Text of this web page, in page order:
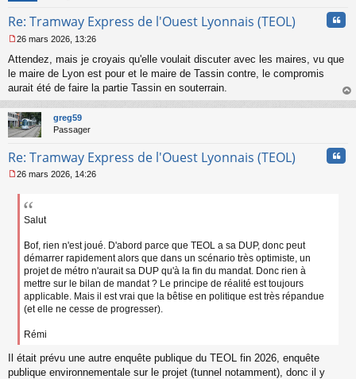
Re: Tramway Express de l'Ouest Lyonnais (TEOL)
e
s
g
e
n
n
u
26 mars 2026, 13:26
Attendez, mais je croyais qu'elle voulait discuter avec les maires, vu que
le maire de Lyon est pour et le maire de Tassin contre, le compromis
aurait été de faire la partie Tassin en souterrain.
au
greg59
Passager
Re: Tramway Express de l'Ouest Lyonnais (TEOL)
e
26 mars 2026, 14:26
Salut
Bof, rien n'est joué. D'abord parce que TEOL a sa DUP, donc peut
démarrer rapidement alors que dans un scénario très optimiste, un
projet de métro n'aurait sa DUP qu'à la fin du mandat. Donc rien à
mettre sur le bilan de mandat ? Le principe de réalité est toujours
applicable. Mais il est vrai que la bêtise en politique est très répandue
(et elle ne cesse de progresser).
Rémi
Il était prévu une autre enquête publique du TEOL fin 2026, enquête
publique environnementale sur le projet (tunnel notamment), donc il y